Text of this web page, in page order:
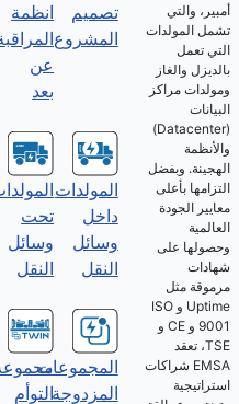
أمبير، والتي
تشمل المولدات
التي تعمل
بالديزل والغاز
ومولدات مراكز
البيانات
(Datacenter)
والأنظمة
الهجينة. وبفضل
التزامها بأعلى
معايير الجودة
العالمية
وحصولها على
شهادات
مرموقة مثل
Uptime و ISO
9001 و CE و
TSE، تعقد
EMSA شراكات
استراتيجية
تصميم
المشروع
انظمة
عن
بعد
المولدات
داخل
وسائل
النقل
تحت
وسائل
النقل
المجموعات
المزدوجةالتوأم